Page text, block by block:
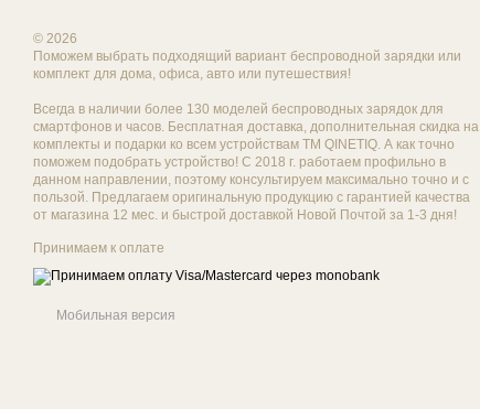
© 2026
Поможем выбрать подходящий вариант беспроводной зарядки или
комплект для дома, офиса, авто или путешествия!
Всегда в наличии более 130 моделей беспроводных зарядок для
смартфонов и часов. Бесплатная доставка, дополнительная скидка на
комплекты и подарки ко всем устройствам ТМ QINETIQ. А как точно
поможем подобрать устройство! С 2018 г. работаем профильно в
данном направлении, поэтому консультируем максимально точно и с
пользой. Предлагаем оригинальную продукцию с гарантией качества
от магазина 12 мес. и быстрой доставкой Новой Почтой за 1-3 дня!
Принимаем к оплате
Мобильная версия